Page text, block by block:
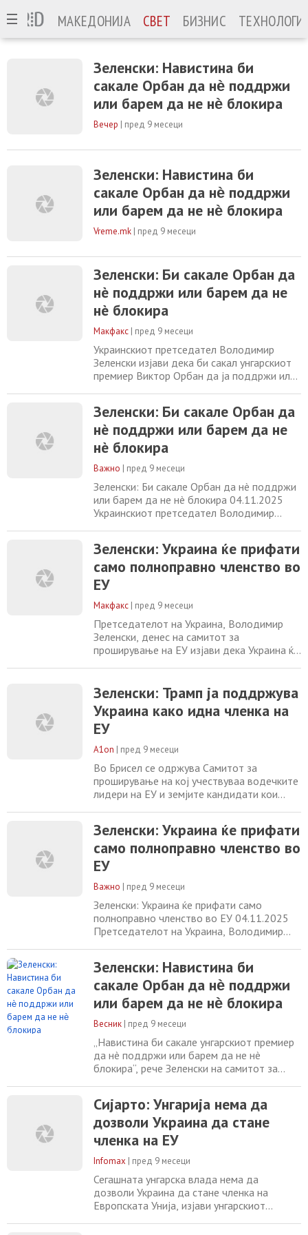
МАКЕДОНИЈА СВЕТ БИЗНИС
Зеленски: Навистина би
сакале Орбан да нѐ поддржи
или барем да не нѐ блокира
Вечер | пред 9 месеци
Зеленски: Навистина би
сакале Орбан да нѐ поддржи
или барем да не нѐ блокира
Vreme.mk | пред 9 месеци
Зеленски: Би сакале Орбан да
нè поддржи или барем да не
нè блокира
Макфакс | пред 9 месеци
Украинскиот претседател Володимир
Зеленски изјави дека би сакал унгарскиот
премиер Виктор Орбан да ја поддржи или
На форум за проширување на ЕУ во
Брисел, Зеленски рече дека „Орбан има
што да ѝ понуди на Украина, која во
моментов ја брани цела Европа од Русија“.
Процесот
Зеленски: Би сакале Орбан да
нè поддржи или барем да не
нè блокира
Важно | пред 9 месеци
Зеленски: Би сакале Орбан да нè поддржи
или барем да не нè блокира 04.11.2025
Украинскиот претседател Володимир
барем да не ја блокира кандидатурата на
Украина за членство во Европската унија.
На форум за проширување на ЕУ во
Брисел, Зеленски рече дека „Орбан има
што да
Зеленски: Украина ќе прифати
само полноправно членство во
ЕУ
Макфакс | пред 9 месеци
Претседателот на Украина, Володимир
Зеленски, денес на самитот за
проширување на ЕУ изјави дека Украина ќе
членство во ЕУ, тоа мора да биде
полноправно. Ми се чини дека е многу
важно да имаме еднакви земји на иста
маса“, рече Зеленски. Тој додаде дека е
Зеленски: Трамп ја поддржува
Украина како идна членка на
ЕУ
A1on | пред 9 месеци
Во Брисел се одржува Самитот за
проширување на кој учествуваа водечките
лидери на ЕУ и земјите кандидати кои
Euronews, од тајна локација во близина на
Покровск, претседателот на Украина,
Володимир Зеленски, откри дека Доналд
Трамп лично ја потврдил својата
поддршка за членството
Зеленски: Украина ќе прифати
само полноправно членство во
ЕУ
Важно | пред 9 месеци
Зеленски: Украина ќе прифати само
полноправно членство во ЕУ 04.11.2025
Претседателот на Украина, Володимир
прифати само „полноправно членство во
Европската Унија“. „Ако зборуваме за
членство во ЕУ, тоа мора да биде
полноправно. Ми се чини дека е многу
важно да имаме еднакви земји
Зеленски: Навистина би
сакале Орбан да нѐ поддржи
или барем да не нѐ блокира
Весник | пред 9 месеци
„Навистина би сакале унгарскиот премиер
да нè поддржи или барем да не нè
блокира“, рече Зеленски на самитот за
проширување на ЕУ, Марта Кос,
претходно денес изјави дека Црна Гора,
Албанија, Украина и Молдавија постигнале
значителен напредок на патот кон ЕУ во
изминатата година, презентирајќи
Сијарто: Унгарија нема да
дозволи Украина да стане
членка на ЕУ
Infomax | пред 9 месеци
Сегашната унгарска влада нема да
дозволи Украина да стане членка на
Европската Унија, изјави унгарскиот